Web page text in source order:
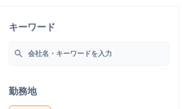
キーワード
search
勤務地